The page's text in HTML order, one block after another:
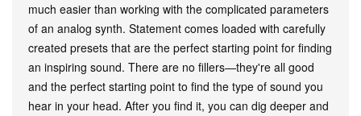
much easier than working with the complicated parameters
of an analog synth. Statement comes loaded with carefully
created presets that are the perfect starting point for finding
an inspiring sound. There are no fillers—they're all good
and the perfect starting point to find the type of sound you
hear in your head. After you find it, you can dig deeper and